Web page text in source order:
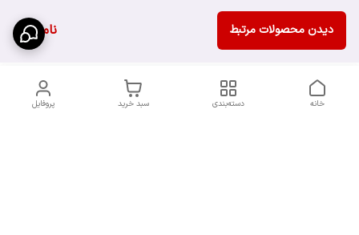
ناموجود دیدن محصولات مرتبط
پروفایل سبد خرید دسته‌بندی خانه